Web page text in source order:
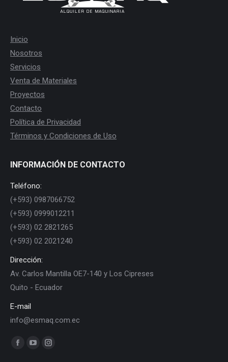
Inicio
Nosotros
Servicios
Venta de Materiales
Proyectos
Contacto
Política de Privacidad
Términos y Condiciones de Uso
INFORMACIÓN DE CONTACTO
Teléfono:
(+593) 0987066752
(+593) 0999012211
(+593) 02 2821265
(+593) 02 2021240
Dirección:
Av. Carlos Mantilla OE7-140 y Los Cipreses
Quito - Ecuador
E-mail
info@esmaq.com.ec
Find us on:
Facebook
YouTubeInstagram